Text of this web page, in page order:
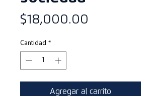
$18,000.00
Cantidad *
Agregar al carrito